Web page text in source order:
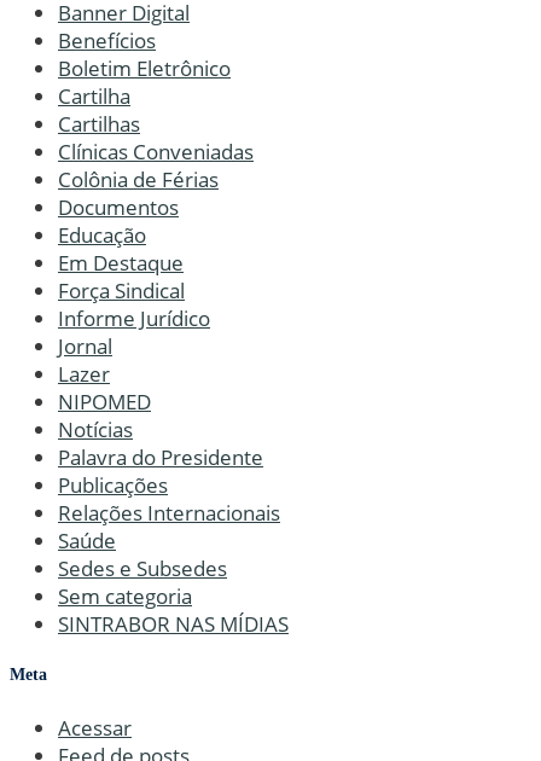
Banner Digital
Benefícios
Boletim Eletrônico
Cartilha
Cartilhas
Clínicas Conveniadas
Colônia de Férias
Documentos
Educação
Em Destaque
Força Sindical
Informe Jurídico
Jornal
Lazer
NIPOMED
Notícias
Palavra do Presidente
Publicações
Relações Internacionais
Saúde
Sedes e Subsedes
Sem categoria
SINTRABOR NAS MÍDIAS
Meta
Acessar
Feed de posts